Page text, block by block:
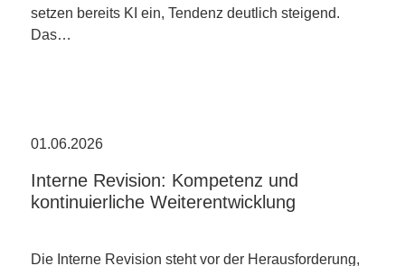
setzen bereits KI ein, Tendenz deutlich steigend.
Das…
01.06.2026
Interne Revision: Kompetenz und
kontinuierliche Weiterentwicklung
Die Interne Revision steht vor der Herausforderung,